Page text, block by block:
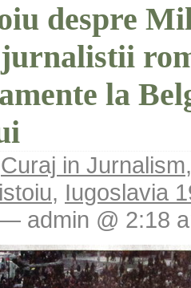
despre
la
Curaj in Jurnalism,
, Iugoslavia
admin @ 2:18